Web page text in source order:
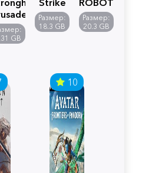
GB
5
Размер:
18.3 GB
WARS
Y
Размер:
20.3 GB
10